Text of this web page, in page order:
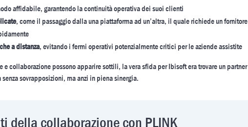
affidabile, garantendo la continuità operativa dei suoi clienti
, come il passaggio dalla una piattaforma ad un’altra, il quale richiede un fornitore
a distanza, evitando i fermi operativi potenzialmente critici per le aziende assistite
collaborazione possono apparire sottili, la vera sfida per Ibisoft era trovare un partner
sovrapposizioni, ma anzi in piena sinergia.
della collaborazione con PLINK